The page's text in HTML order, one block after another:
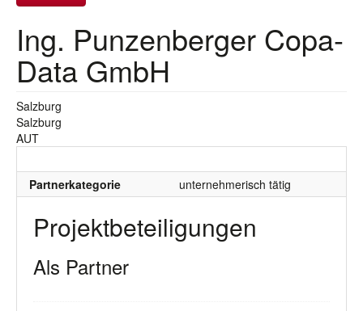
Ing. Punzenberger Copa-
Data GmbH
Salzburg
Salzburg
AUT
Partnerkategorie unternehmerisch tätig
Projektbeteiligungen
Als Partner